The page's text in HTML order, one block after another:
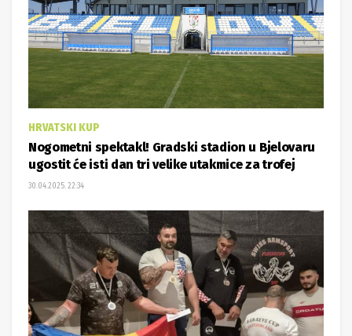
HRVATSKI KUP
Nogometni spektakl! Gradski stadion u Bjelovaru
ugostit će isti dan tri velike utakmice za trofej
30.04.2025. 22:34